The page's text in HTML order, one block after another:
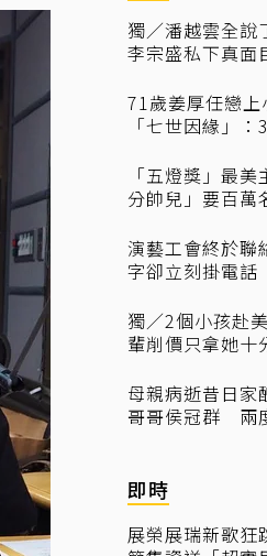
獨／潘越雲全說
李宗盛私下真面
71歲姜厚任戀
「七世因緣」
「五燈獎」最
分帥兒」要百萬
演藝工會終於聯
字卻立刻掛電話
獨／2個小孩赴
輩削價只拿她十
母親病逝昔日家
哥哥侯冠群 兩
即時
展榮展瑞新歌狂